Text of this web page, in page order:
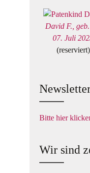
David F.,
07. Juli
(reserviert)
Bitte hier
Wir sind